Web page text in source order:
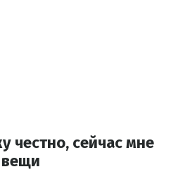
честно, сейчас мне
вещи